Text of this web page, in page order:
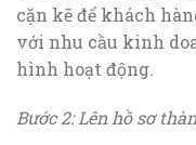
cặn kẽ để khách
với nhu cầu kinh
hình hoạt động.
Bước 2: Lên hồ sơ